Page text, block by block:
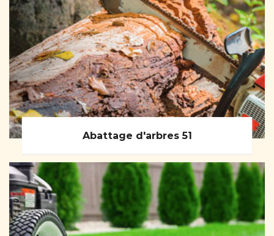
Abattage d'arbres 51